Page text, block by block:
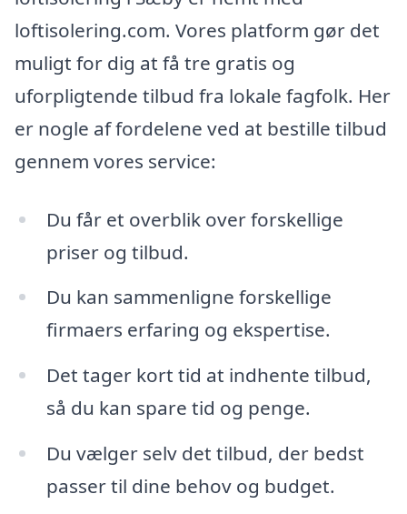
loftisolering.com. Vores platform gør det
muligt for dig at få tre gratis og
uforpligtende tilbud fra lokale fagfolk. Her
er nogle af fordelene ved at bestille tilbud
gennem vores service:
Du får et overblik over forskellige
priser og tilbud.
Du kan sammenligne forskellige
firmaers erfaring og ekspertise.
Det tager kort tid at indhente tilbud,
så du kan spare tid og penge.
Du vælger selv det tilbud, der bedst
passer til dine behov og budget.